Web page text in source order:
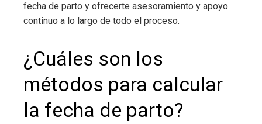
fecha de parto y ofrecerte asesoramiento y apoyo
continuo a lo largo de todo el proceso.
¿Cuáles son los
métodos para calcular
la fecha de parto?